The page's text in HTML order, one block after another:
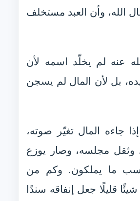
الله، وأن العبد مستخلف
عنه لم يخلّد اسمه لأن
بل لأن المال لم يسجن
جاءه المال تغيّر صوته،
وثقل مجلسه، وصار يوزع
ما يملكون. وكم من
قليلًا جعل إنفاقه سندًا